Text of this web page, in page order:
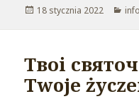
Opublikowano
18 stycznia 2022 info
Твоі
Twoje